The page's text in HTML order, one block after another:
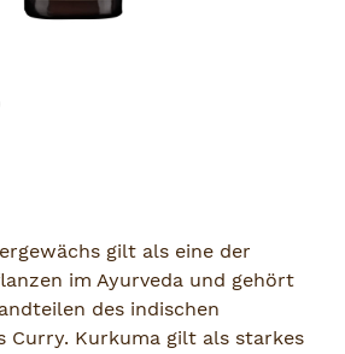
gilt als eine der
im Ayurveda und gehört
des indischen
Curry. Kurkuma gilt als starkes